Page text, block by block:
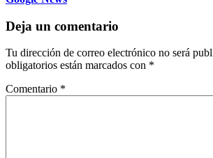
Deja un comentario
Tu dirección de correo electrónico no será
obligatorios están marcados con *
Comentario *